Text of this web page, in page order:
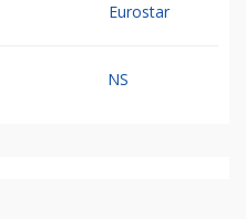
Eurostar
NS